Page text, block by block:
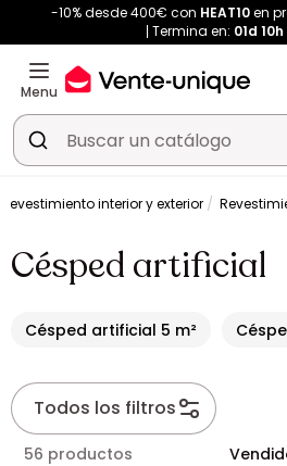
-10% desde 400€ con HEAT10en
Termina en: 01d 10h
Menu
Revestimiento interior y exterior
Césped artificial
Césped artificial 5 m²
Todos los filtros
56 productos